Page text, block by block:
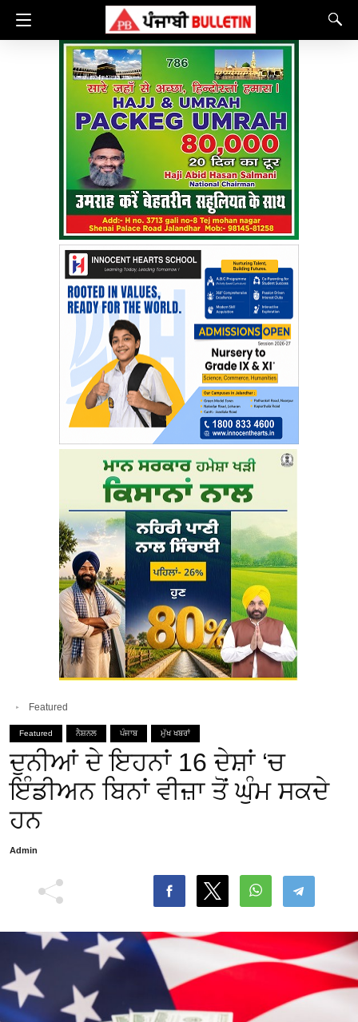
Featured
Featured ਨੈਸ਼ਨਲ ਪੰਜਾਬ ਮੁੱਖ ਖਬਰਾਂ
ਦੁਨੀਆਂ ਦੇ ਇਹਨਾਂ 16 ਦੇਸ਼ਾਂ ‘ਚ
ਇੰਡੀਅਨ ਬਿਨਾਂ ਵੀਜ਼ਾ ਤੋਂ ਘੁੰਮ ਸਕਦੇ
ਹਨ
Admin